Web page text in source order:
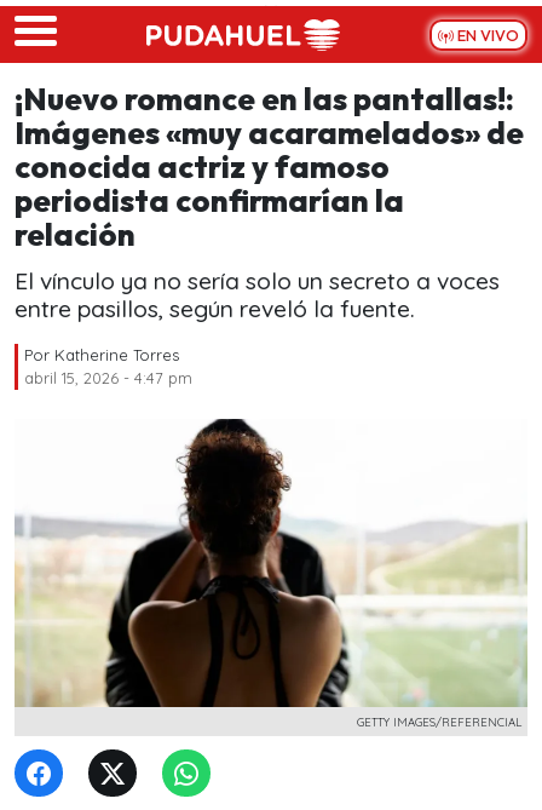
Skip to main content
EN VIVO
¡Nuevo romance en las pantallas!:
Imágenes «muy acaramelados» de
conocida actriz y famoso
periodista confirmarían la
relación
El vínculo ya no sería solo un secreto a voces
entre pasillos, según reveló la fuente.
Por Katherine Torres
abril 15, 2026 - 4:47 pm
GETTY IMAGES/REFERENCIAL